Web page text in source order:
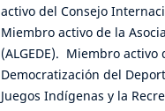
activo del Consejo
Miembro activo de la
(ALGEDE). Miembro
Democratización del
Juegos Indígenas y la